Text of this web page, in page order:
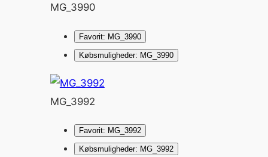
MG_3990
Favorit: MG_3990
Købsmuligheder: MG_3990
MG_3992
Favorit: MG_3992
Købsmuligheder: MG_3992